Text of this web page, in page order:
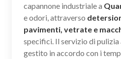
capannone industriale a
e odori, attraverso
pavimenti, vetrate e
specifici. Il servizio di pulizia
gestito in accordo con i